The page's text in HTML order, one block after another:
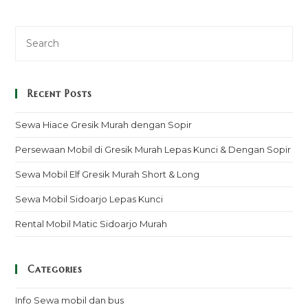
Recent Posts
Sewa Hiace Gresik Murah dengan Sopir
Persewaan Mobil di Gresik Murah Lepas Kunci & Dengan Sopir
Sewa Mobil Elf Gresik Murah Short & Long
Sewa Mobil Sidoarjo Lepas Kunci
Rental Mobil Matic Sidoarjo Murah
Categories
Info Sewa mobil dan bus